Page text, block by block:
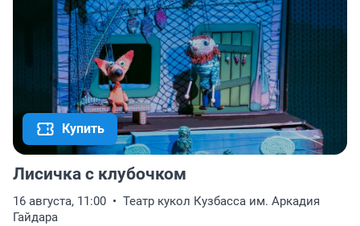
Купить
Лисичка с клубочком
16 августа, 11:00
Театр кукол Кузбасса им. Аркадия
Гайдара